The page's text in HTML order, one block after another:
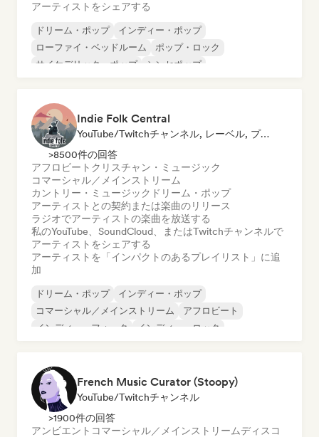
アーティストをシェアする
ドリーム・ポップ
インディー・ポップ
ローファイ・ベッドルーム
ポップ・ロック
サイケデリック・ポップ
シンセポップ
Indie Folk Central
YouTube/Twitchチャンネル, レーベル, プレイリスト・キュレーター, ラジオ局
>8500件の回答
アフロビート クリスチャン・ミュージック
コマーシャル／メインストリーム
カントリー・ミュージック ドリーム・ポップ
アーティストとの契約または楽曲のリリース
ラジオでアーティストの楽曲を放送する
私のYouTube、SoundCloud、またはTwitchチャンネルで
アーティストをシェアする
アーティストを「インパクトのあるプレイリスト」に追
加
ドリーム・ポップ
インディー・ポップ
コマーシャル／メインストリーム
アフロビート
インディー・フォーク
インディー・ロック
French Music Curator (Stoopy)
YouTube/Twitchチャンネル
>1900件の回答
アンビエント コマーシャル／メインストリームディスコ